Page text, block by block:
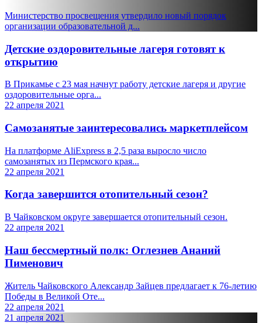
Министерство просвещения утвердило новый порядок
организации образовательной д...
Детские оздоровительные лагеря готовят к
открытию
В Прикамье с 23 мая начнут работу детские лагеря и другие
оздоровительные орга...
22 апреля 2021
Самозанятые заинтересовались маркетплейсом
На платформе AliExpress в 2,5 раза выросло число
самозанятых из Пермского края...
22 апреля 2021
Когда завершится отопительный сезон?
В Чайковском округе завершается отопительный сезон.
22 апреля 2021
Наш бессмертный полк: Оглезнев Ананий
Пименович
Житель Чайковского Александр Зайцев предлагает к 76-летию
Победы в Великой Оте...
22 апреля 2021
21 апреля 2021